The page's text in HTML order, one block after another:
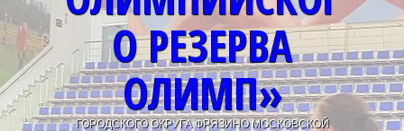
О РЕЗЕРВА
ОЛИМП»
ГОРОДСКОГО ОКРУГА ФРЯЗИНО МОСКОВСКОЙ